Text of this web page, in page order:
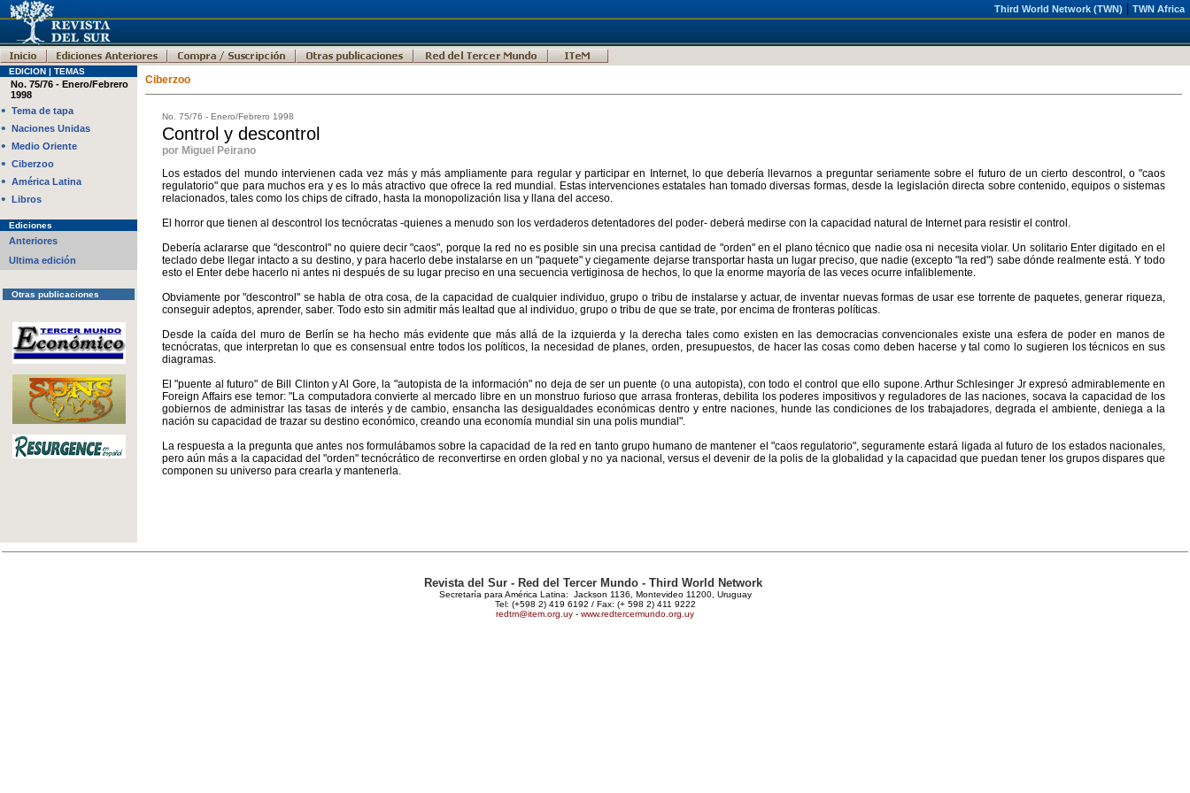
Third World Network (TWN) TWN Africa
EDICION | TEMAS
No. 75/76 - Enero/Febrero
1998
• Tema de tapa
• Naciones Unidas
• Medio Oriente
• Ciberzoo
• América Latina
• Libros
Ediciones
Anteriores
Ultima edición
Otras publicaciones
Ciberzoo
No. 75/76 - Enero/Febrero 1998
Control y descontrol
por Miguel Peirano
Los estados del mundo intervienen cada vez más y más ampliamente para regular y participar en Internet, lo que debería llevarnos a preguntar seriamente sobre el futuro de un cierto descontrol, o "caos
regulatorio" que para muchos era y es lo más atractivo que ofrece la red mundial. Estas intervenciones estatales han tomado diversas formas, desde la legislación directa sobre contenido, equipos o sistemas
relacionados, tales como los chips de cifrado, hasta la monopolización lisa y llana del acceso.
El horror que tienen al descontrol los tecnócratas -quienes a menudo son los verdaderos detentadores del poder- deberá medirse con la capacidad natural de Internet para resistir el control.
Debería aclararse que "descontrol" no quiere decir "caos", porque la red no es posible sin una precisa cantidad de "orden" en el plano técnico que nadie osa ni necesita violar. Un solitario Enter digitado en el
teclado debe llegar intacto a su destino, y para hacerlo debe instalarse en un "paquete" y ciegamente dejarse transportar hasta un lugar preciso, que nadie (excepto "la red") sabe dónde realmente está. Y todo
esto el Enter debe hacerlo ni antes ni después de su lugar preciso en una secuencia vertiginosa de hechos, lo que la enorme mayoría de las veces ocurre infaliblemente.
Obviamente por "descontrol" se habla de otra cosa, de la capacidad de cualquier individuo, grupo o tribu de instalarse y actuar, de inventar nuevas formas de usar ese torrente de paquetes, generar riqueza,
conseguir adeptos, aprender, saber. Todo esto sin admitir más lealtad que al individuo, grupo o tribu de que se trate, por encima de fronteras políticas.
Desde la caída del muro de Berlín se ha hecho más evidente que más allá de la izquierda y la derecha tales como existen en las democracias convencionales existe una esfera de poder en manos de
tecnócratas, que interpretan lo que es consensual entre todos los políticos, la necesidad de planes, orden, presupuestos, de hacer las cosas como deben hacerse y tal como lo sugieren los técnicos en sus
diagramas.
El "puente al futuro" de Bill Clinton y Al Gore, la "autopista de la información" no deja de ser un puente (o una autopista), con todo el control que ello supone. Arthur Schlesinger Jr expresó admirablemente en
Foreign Affairs ese temor: "La computadora convierte al mercado libre en un monstruo furioso que arrasa fronteras, debilita los poderes impositivos y reguladores de las naciones, socava la capacidad de los
gobiernos de administrar las tasas de interés y de cambio, ensancha las desigualdades económicas dentro y entre naciones, hunde las condiciones de los trabajadores, degrada el ambiente, deniega a la
nación su capacidad de trazar su destino económico, creando una economía mundial sin una polis mundial".
La respuesta a la pregunta que antes nos formulábamos sobre la capacidad de la red en tanto grupo humano de mantener el "caos regulatorio", seguramente estará ligada al futuro de los estados nacionales,
pero aún más a la capacidad del "orden" tecnócrático de reconvertirse en orden global y no ya nacional, versus el devenir de la polis de la globalidad y la capacidad que puedan tener los grupos dispares que
componen su universo para crearla y mantenerla.
Revista del Sur - Red del Tercer Mundo - Third World Network
Secretaría para América Latina: Jackson 1136, Montevideo 11200, Uruguay
Tel: (+598 2) 419 6192 / Fax: (+ 598 2) 411 9222
redtm@item.org.uy - www.redtercermundo.org.uy